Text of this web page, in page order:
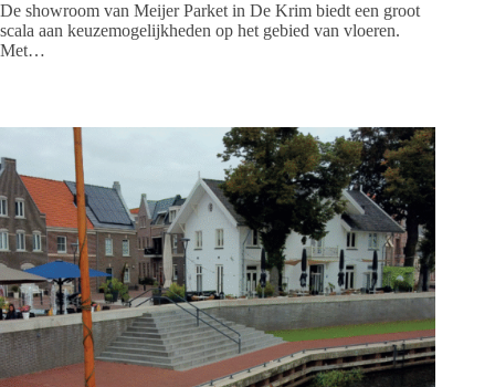
De showroom van Meijer Parket in De Krim biedt een groot
scala aan keuzemogelijkheden op het gebied van vloeren.
Met…